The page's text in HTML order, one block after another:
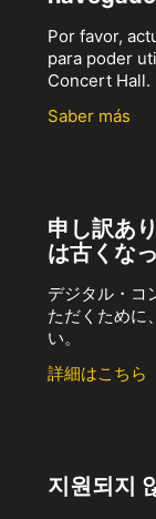
Por favor,
para poder
Concert Hall.
Saber más
申し訳あ
は古くな
デジタル・コ
ただくために
い。
詳細はこちら
지원되지